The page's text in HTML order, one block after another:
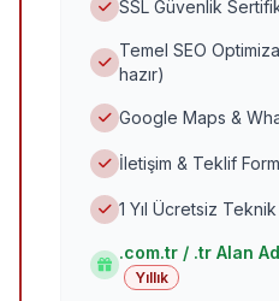
SSL Güvenlik
Temel SEO
hazır)
Google Maps &
İletişim & Teklif
1 Yıl Ücretsiz
.com.tr / .tr Alan
Yıllık